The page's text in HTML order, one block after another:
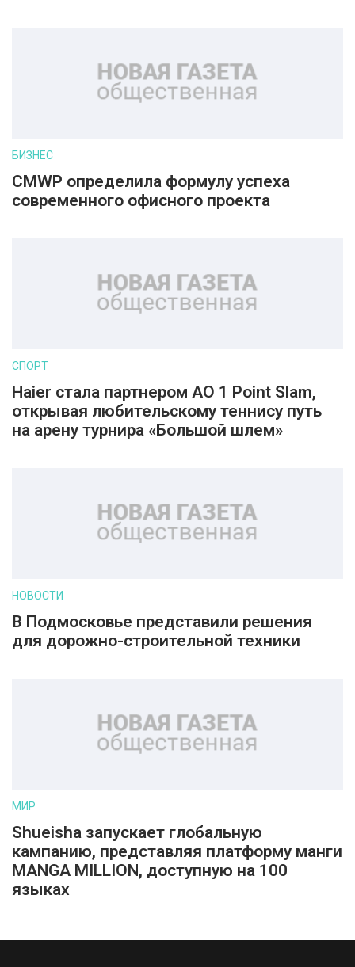
БИЗНЕС
CMWP определила формулу успеха
современного офисного проекта
СПОРТ
Haier стала партнером AO 1 Point Slam,
открывая любительскому теннису путь
на арену турнира «Большой шлем»
НОВОСТИ
В Подмосковье представили решения
для дорожно-строительной техники
МИР
Shueisha запускает глобальную
кампанию, представляя платформу манги
MANGA MILLION, доступную на 100
языках